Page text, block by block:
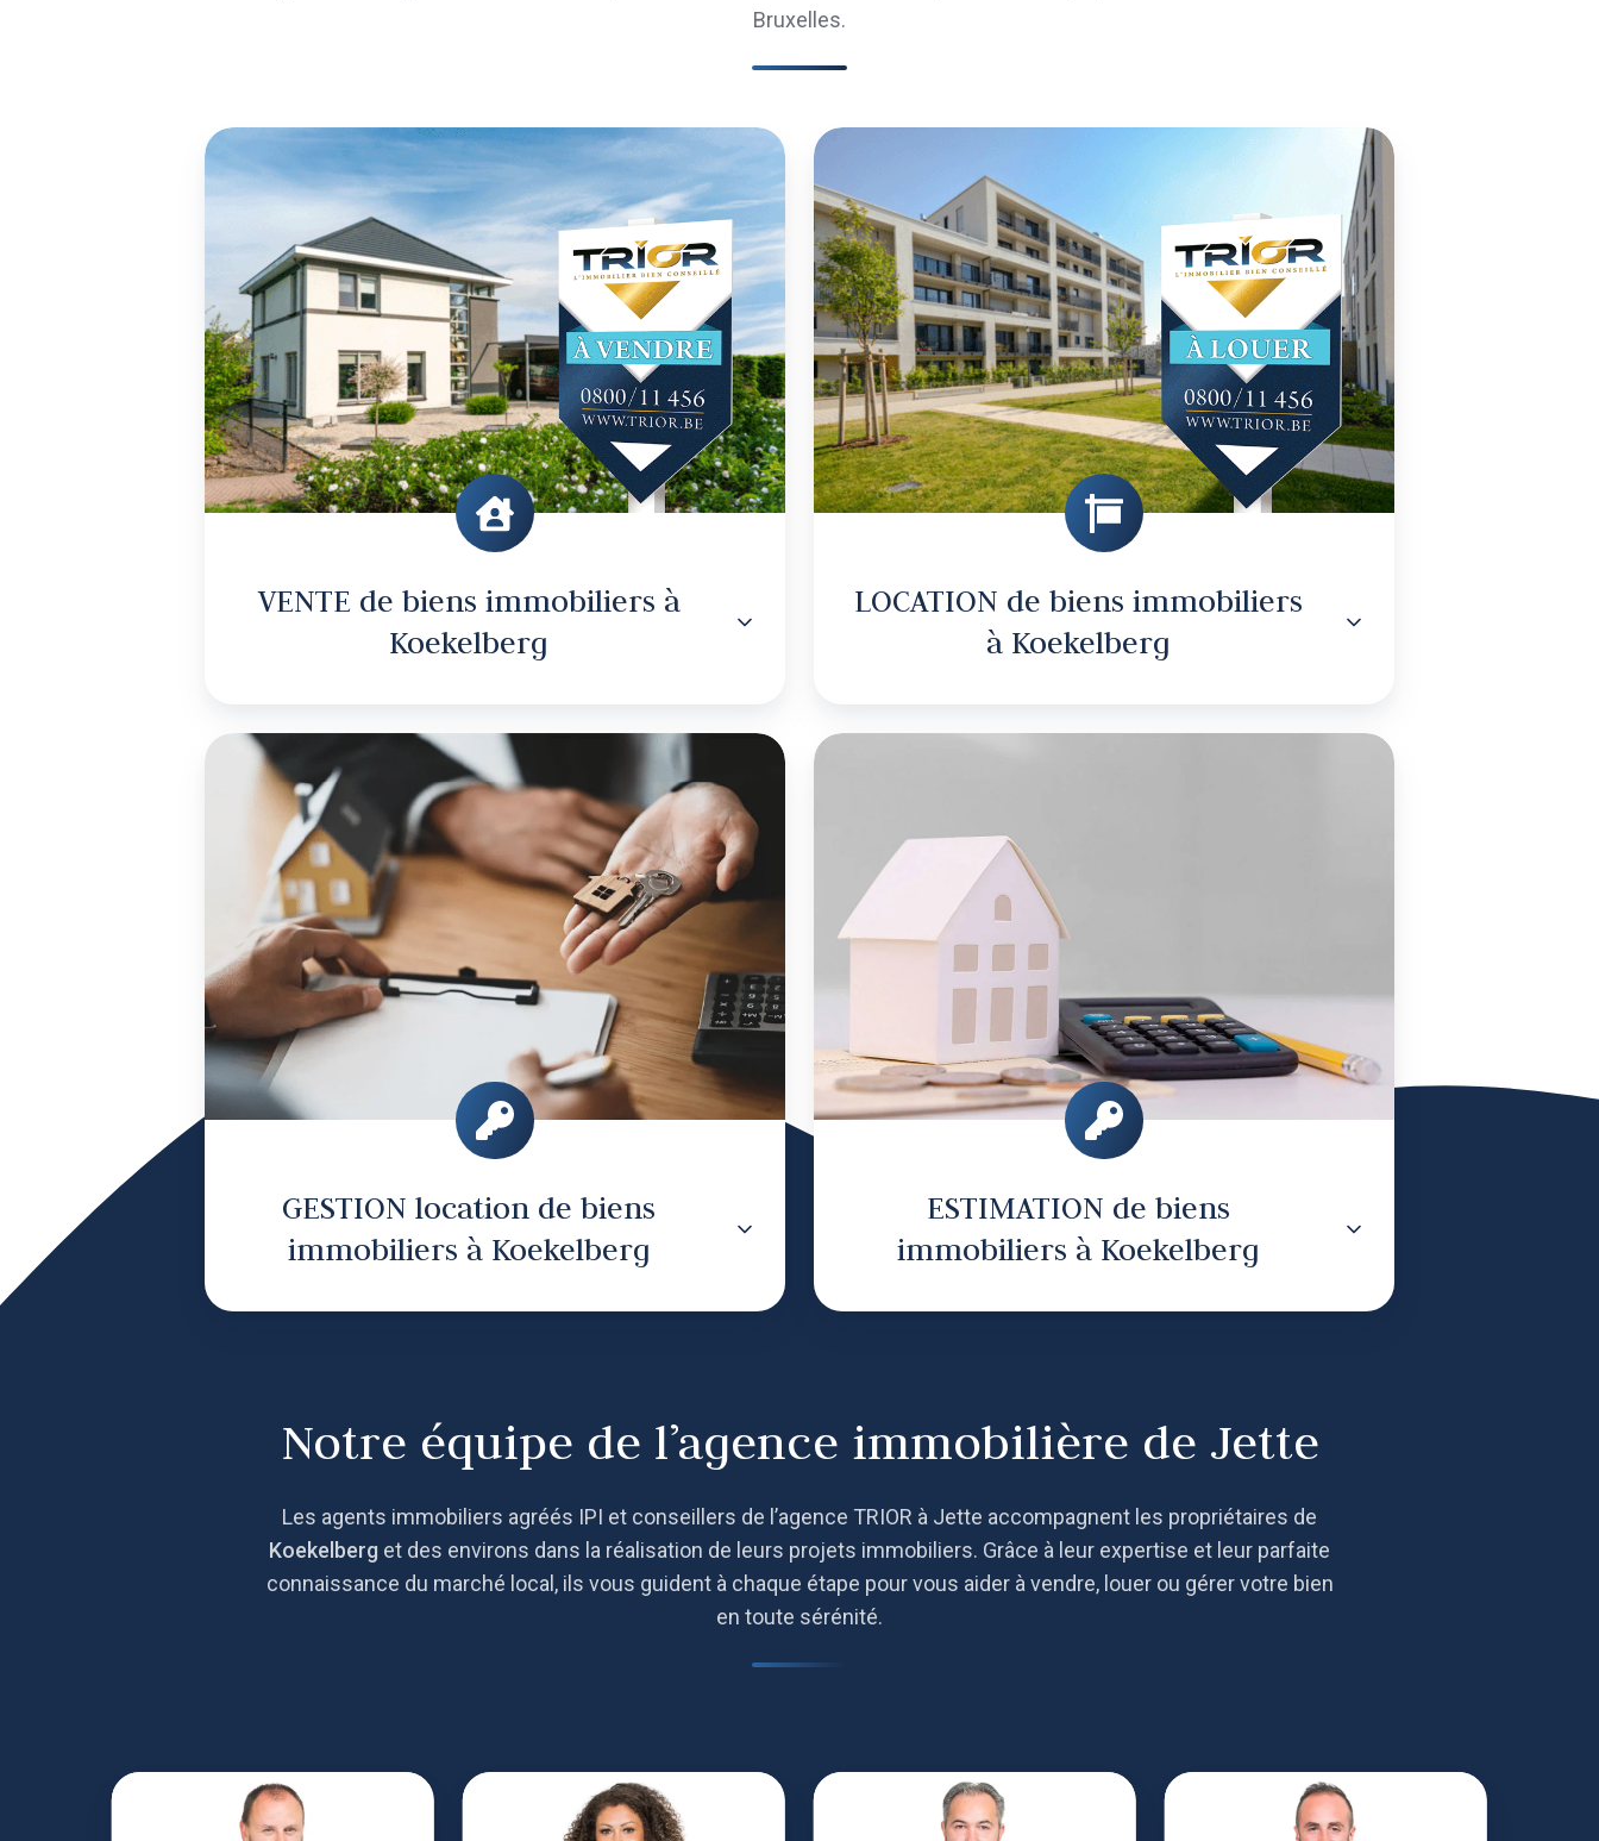
Bruxelles.
VENTE
biens
immobiliers
à
Koekelberg
VENTE de biens immobiliers à
Koekelberg
immobiliers
à
Koekelberg
LOCATION de biens immobiliers
à Koekelberg
GESTION
location
biens
immobiliers
Koekelberg
GESTION location de biens
immobiliers à Koekelberg
ESTIMATION de biens
immobiliers à Koekelberg
Notre équipe de l’agence immobilière de Jette
Les agents immobiliers agréés IPI et conseillers de l’agence TRIOR à Jette accompagnent les propriétaires de
Koekelberg et des environs dans la réalisation de leurs projets immobiliers. Grâce à leur expertise et leur parfaite
connaissance du marché local, ils vous guident à chaque étape pour vous aider à vendre, louer ou gérer votre bien
en toute sérénité.